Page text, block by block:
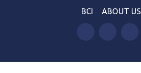
BCI ABOUT US